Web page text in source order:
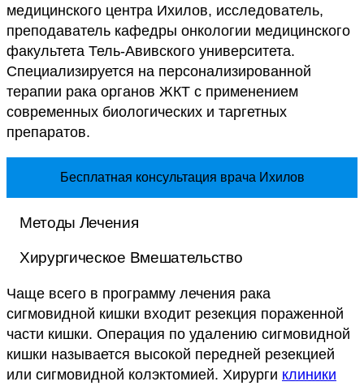
медицинского центра Ихилов, исследователь,
преподаватель кафедры онкологии медицинского
факультета Тель-Авивского университета.
Специализируется на персонализированной
терапии рака органов ЖКТ с применением
современных биологических и таргетных
препаратов.
Бесплатная консультация врача Ихилов
Методы Лечения
Хирургическое Вмешательство
Чаще всего в программу лечения рака
сигмовидной кишки входит резекция пораженной
части кишки. Операция по удалению сигмовидной
кишки называется высокой передней резекцией
или сигмовидной колэктомией. Хирурги клиники